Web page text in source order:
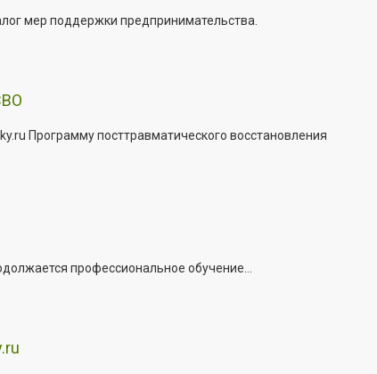
мер поддержки предпринимательства.
Программу посттравматического восстановления
профессиональное обучение...